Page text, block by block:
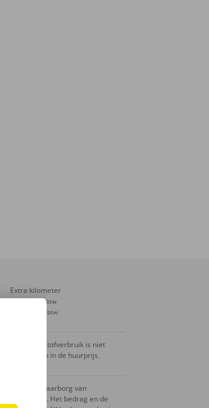
Extra kilometer
€ 0,28 incl. btw
excl. btw
Het brandstofverbruik is niet
inbegrepen in de huurprijs.
Er is een waarborg van
toepassing. Het bedrag en de